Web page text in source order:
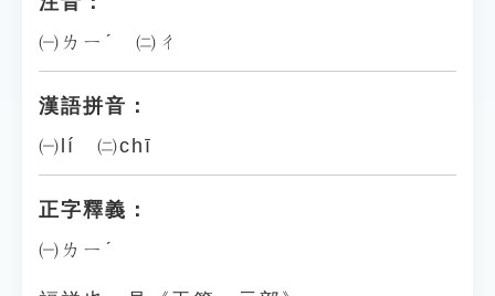
㈠ㄌㄧˊ ㈡ㄔ
漢語拼音：
㈠lí ㈡chī
正字釋義：
㈠ㄌㄧˊ